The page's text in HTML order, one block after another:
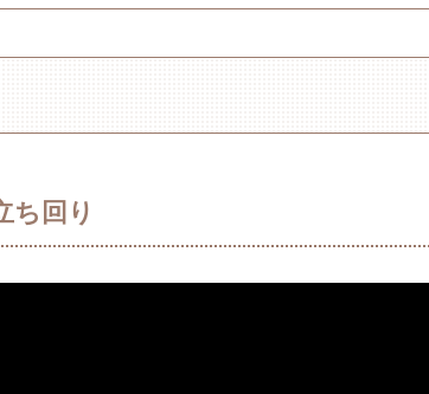
ち回り